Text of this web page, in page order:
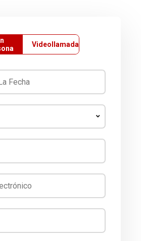
Videollamada